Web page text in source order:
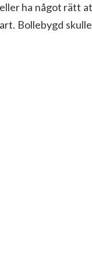
ha något rätt
Bollebygd